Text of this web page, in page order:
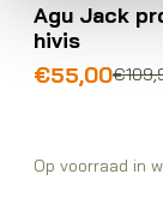
Agu Jack
hivis
€
€55,00
Huidige
Op voorraad in